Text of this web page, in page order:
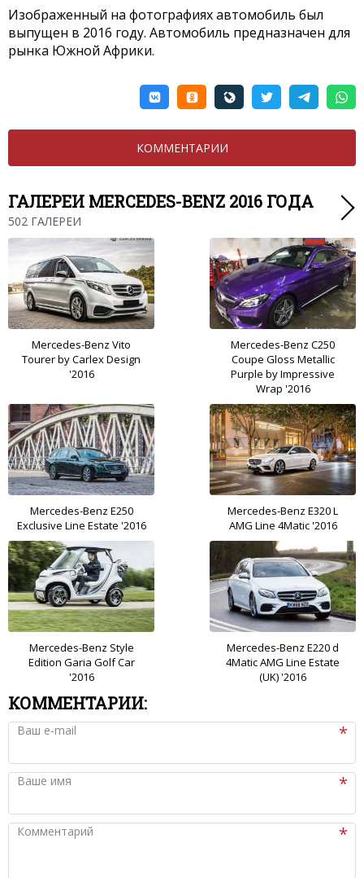
Изображенный на фотографиях автомобиль был
выпущен в 2016 году. Автомобиль предназначен для
рынка Южной Африки.
КОММЕНТАРИИ
ГАЛЕРЕИ MERCEDES-BENZ 2016 ГОДА
502 ГАЛЕРЕИ
Mercedes-Benz Vito
Tourer by Carlex Design
'2016
Mercedes-Benz C250
Coupe Gloss Metallic
Purple by Impressive
Wrap '2016
Mercedes-Benz E250
Exclusive Line Estate '2016
Mercedes-Benz E320 L
AMG Line 4Matic '2016
Mercedes-Benz Style
Edition Garia Golf Car
'2016
Mercedes-Benz E220 d
4Matic AMG Line Estate
(UK) '2016
КОММЕНТАРИИ:
Ваш e-mail
Ваше имя
Комментарий